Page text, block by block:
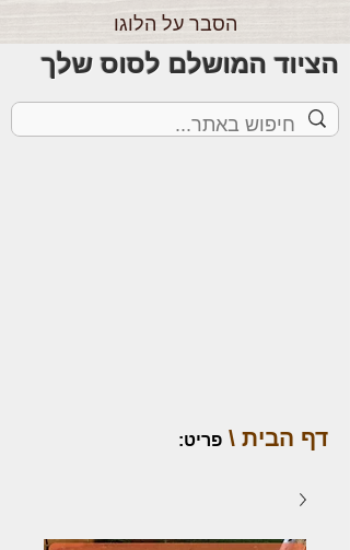
הסבר על הלוגו
הציוד המושלם לסוס שלך
דף הבית \ פריט: